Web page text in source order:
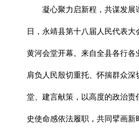
凝心聚力启新程，共谋发展
日，永靖县第十八届人民代表大
黄河会堂开幕。来自全县各行各
肩负人民殷切重托、怀揣群众深
堂、建言献策，以高度的政治责
史使命感依法履职，共同擘画新